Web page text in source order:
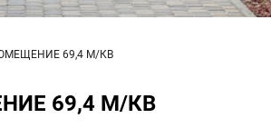
69,4 М/КВ
69,4 М/КВ